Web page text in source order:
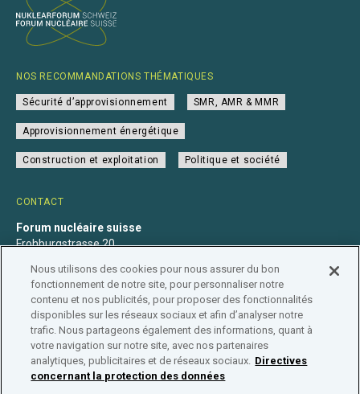
CONTACT
Forum nucléaire suisse
Frohburgstrasse 20
+41 31 560 36 50
info@nuklearforum.ch
NOS RECOMMANDATIONS THÉMATIQUES
Sécurité d’approvisionnement SMR, AMR & MMR
Approvisionnement énergétique
Construction et exploitation Politique et société
Déclaration de confidentialité Impressum Affiliation
Nous utilisons des cookies pour nous assurer du bon
fonctionnement de notre site, pour personnaliser notre
contenu et nos publicités, pour proposer des fonctionnalités
disponibles sur les réseaux sociaux et afin d’analyser notre
trafic. Nous partageons également des informations, quant à
votre navigation sur notre site, avec nos partenaires
analytiques, publicitaires et de réseaux sociaux. Directives
concernant la protection des données